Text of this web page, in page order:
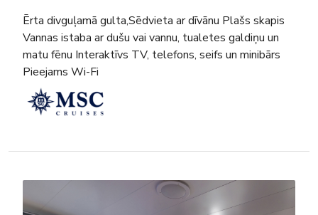
Ērta divguļamā gulta,Sēdvieta ar dīvānu Plašs skapis
Vannas istaba ar dušu vai vannu, tualetes galdiņu un
matu fēnu Interaktīvs TV, telefons, seifs un minibārs
Pieejams Wi-Fi